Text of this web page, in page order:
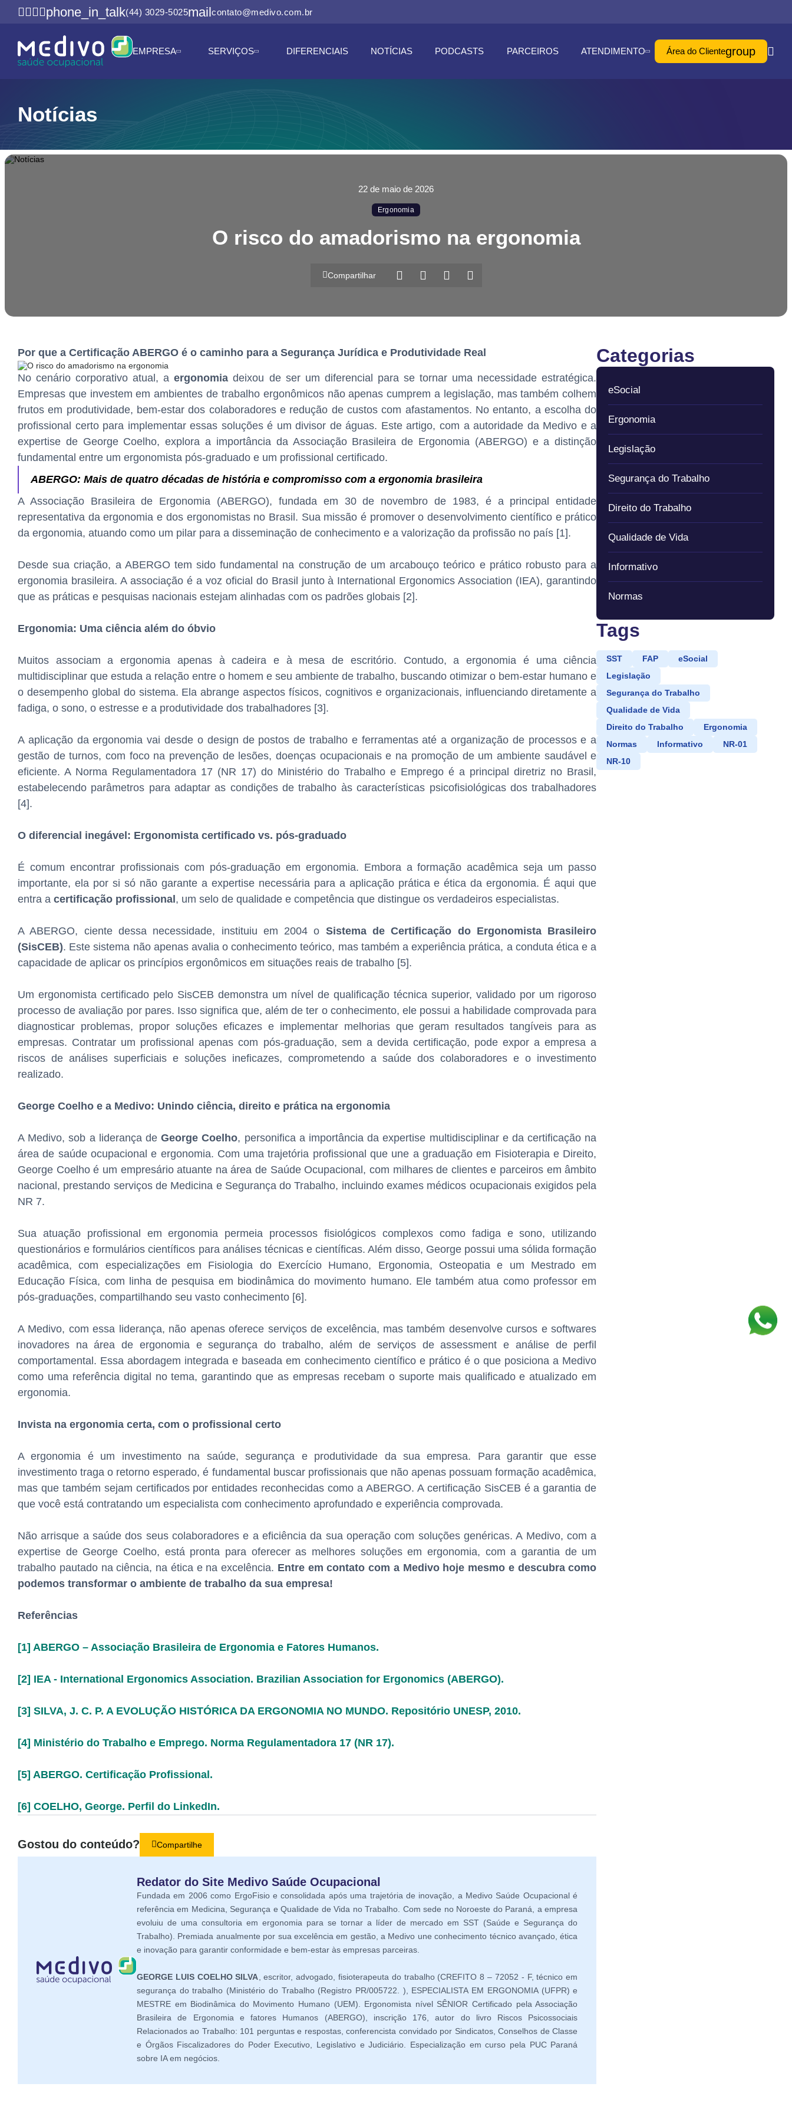
phone_in_talk(44) 3029-5025mailcontato@medivo.com.br
EMPRESA SERVIÇOS DIFERENCIAIS NOTÍCIAS PODCASTS PARCEIROS ATENDIMENTO Área do Clientegroup
Notícias
22 de maio de 2026
Ergonomia
O risco do amadorismo na ergonomia
Compartilhar
Por que a Certificação ABERGO é o caminho para a Segurança Jurídica e Produtividade Real
No cenário corporativo atual, aergonomia deixou de ser um diferencial para se tornar uma necessidade estratégica.
Empresas que investem em ambientes de trabalho ergonômicos não apenas cumprem a legislação, mas também colhem
frutos em produtividade, bem-estar dos colaboradores e redução de custos com afastamentos. No entanto, a escolha do
profissional certo para implementar essas soluções é um divisor de águas. Este artigo, com a autoridade da Medivo e a
expertise de George Coelho, explora a importância da Associação Brasileira de Ergonomia (ABERGO) e a distinção
fundamental entre um ergonomista pós-graduado e um profissional certificado.
ABERGO: Mais de quatro décadas de história e compromisso com a ergonomia brasileira
A Associação Brasileira de Ergonomia (ABERGO), fundada em 30 de novembro de 1983, é a principal entidade
representativa da ergonomia e dos ergonomistas no Brasil. Sua missão é promover o desenvolvimento científico e prático
da ergonomia, atuando como um pilar para a disseminação de conhecimento e a valorização da profissão no país [1].
Desde sua criação, a ABERGO tem sido fundamental na construção de um arcabouço teórico e prático robusto para a
ergonomia brasileira. A associação é a voz oficial do Brasil junto à International Ergonomics Association (IEA), garantindo
que as práticas e pesquisas nacionais estejam alinhadas com os padrões globais [2].
Ergonomia: Uma ciência além do óbvio
Muitos associam a ergonomia apenas à cadeira e à mesa de escritório. Contudo, a ergonomia é uma ciência
multidisciplinar que estuda a relação entre o homem e seu ambiente de trabalho, buscando otimizar o bem-estar humano e
o desempenho global do sistema. Ela abrange aspectos físicos, cognitivos e organizacionais, influenciando diretamente a
fadiga, o sono, o estresse e a produtividade dos trabalhadores [3].
A aplicação da ergonomia vai desde o design de postos de trabalho e ferramentas até a organização de processos e a
gestão de turnos, com foco na prevenção de lesões, doenças ocupacionais e na promoção de um ambiente saudável e
eficiente. A Norma Regulamentadora 17 (NR 17) do Ministério do Trabalho e Emprego é a principal diretriz no Brasil,
estabelecendo parâmetros para adaptar as condições de trabalho às características psicofisiológicas dos trabalhadores
[4].
O diferencial inegável: Ergonomista certificado vs. pós-graduado
É comum encontrar profissionais com pós-graduação em ergonomia. Embora a formação acadêmica seja um passo
importante, ela por si só não garante a expertise necessária para a aplicação prática e ética da ergonomia. É aqui que
entra a certificação profissional, um selo de qualidade e competência que distingue os verdadeiros especialistas.
A ABERGO, ciente dessa necessidade, instituiu em 2004 o Sistema de Certificação do Ergonomista Brasileiro
(SisCEB). Este sistema não apenas avalia o conhecimento teórico, mas também a experiência prática, a conduta ética e a
capacidade de aplicar os princípios ergonômicos em situações reais de trabalho [5].
Um ergonomista certificado pelo SisCEB demonstra um nível de qualificação técnica superior, validado por um rigoroso
processo de avaliação por pares. Isso significa que, além de ter o conhecimento, ele possui a habilidade comprovada para
diagnosticar problemas, propor soluções eficazes e implementar melhorias que geram resultados tangíveis para as
empresas. Contratar um profissional apenas com pós-graduação, sem a devida certificação, pode expor a empresa a
riscos de análises superficiais e soluções ineficazes, comprometendo a saúde dos colaboradores e o investimento
realizado.
George Coelho e a Medivo: Unindo ciência, direito e prática na ergonomia
A Medivo, sob a liderança deGeorge Coelho, personifica a importância da expertise multidisciplinar e da certificação na
área de saúde ocupacional e ergonomia. Com uma trajetória profissional que une a graduação em Fisioterapia e Direito,
George Coelho é um empresário atuante na área de Saúde Ocupacional, com milhares de clientes e parceiros em âmbito
nacional, prestando serviços de Medicina e Segurança do Trabalho, incluindo exames médicos ocupacionais exigidos pela
NR 7.
Sua atuação profissional em ergonomia permeia processos fisiológicos complexos como fadiga e sono, utilizando
questionários e formulários científicos para análises técnicas e científicas. Além disso, George possui uma sólida formação
acadêmica, com especializações em Fisiologia do Exercício Humano, Ergonomia, Osteopatia e um Mestrado em
Educação Física, com linha de pesquisa em biodinâmica do movimento humano. Ele também atua como professor em
pós-graduações, compartilhando seu vasto conhecimento [6].
A Medivo, com essa liderança, não apenas oferece serviços de excelência, mas também desenvolve cursos e softwares
inovadores na área de ergonomia e segurança do trabalho, além de serviços de assessment e análise de perfil
comportamental. Essa abordagem integrada e baseada em conhecimento científico e prático é o que posiciona a Medivo
como uma referência digital no tema, garantindo que as empresas recebam o suporte mais qualificado e atualizado em
ergonomia.
Invista na ergonomia certa, com o profissional certo
A ergonomia é um investimento na saúde, segurança e produtividade da sua empresa. Para garantir que esse
investimento traga o retorno esperado, é fundamental buscar profissionais que não apenas possuam formação acadêmica,
mas que também sejam certificados por entidades reconhecidas como a ABERGO. A certificação SisCEB é a garantia de
que você está contratando um especialista com conhecimento aprofundado e experiência comprovada.
Não arrisque a saúde dos seus colaboradores e a eficiência da sua operação com soluções genéricas. A Medivo, com a
expertise de George Coelho, está pronta para oferecer as melhores soluções em ergonomia, com a garantia de um
trabalho pautado na ciência, na ética e na excelência. Entre em contato com a Medivo hoje mesmo e descubra como
podemos transformar o ambiente de trabalho da sua empresa!
Referências
[1] ABERGO – Associação Brasileira de Ergonomia e Fatores Humanos.
[2] IEA - International Ergonomics Association. Brazilian Association for Ergonomics (ABERGO).
[3] SILVA, J. C. P. A EVOLUÇÃO HISTÓRICA DA ERGONOMIA NO MUNDO. Repositório UNESP, 2010.
[4] Ministério do Trabalho e Emprego. Norma Regulamentadora 17 (NR 17).
[5] ABERGO. Certificação Profissional.
[6] COELHO, George. Perfil do LinkedIn.
Gostou do conteúdo? Compartilhe
Redator do Site Medivo Saúde Ocupacional
Fundada em 2006 como ErgoFisio e consolidada após uma trajetória de inovação, a Medivo Saúde Ocupacional é
referência em Medicina, Segurança e Qualidade de Vida no Trabalho. Com sede no Noroeste do Paraná, a empresa
evoluiu de uma consultoria em ergonomia para se tornar a líder de mercado em SST (Saúde e Segurança do
Trabalho). Premiada anualmente por sua excelência em gestão, a Medivo une conhecimento técnico avançado, ética
e inovação para garantir conformidade e bem-estar às empresas parceiras.
GEORGE LUIS COELHO SILVA , escritor, advogado, fisioterapeuta do trabalho (CREFITO 8 – 72052 - F, técnico em
segurança do trabalho (Ministério do Trabalho (Registro PR/005722. ), ESPECIALISTA EM ERGONOMIA (UFPR) e
MESTRE em Biodinâmica do Movimento Humano (UEM). Ergonomista nível SÊNIOR Certificado pela Associação
Brasileira de Ergonomia e fatores Humanos (ABERGO), inscrição 176, autor do livro Riscos Psicossociais
Relacionados ao Trabalho: 101 perguntas e respostas, conferencista convidado por Sindicatos, Conselhos de Classe
e Órgãos Fiscalizadores do Poder Executivo, Legislativo e Judiciário. Especialização em curso pela PUC Paraná
sobre IA em negócios.
Categorias
eSocial
Ergonomia
Legislação
Segurança do Trabalho
Direito do Trabalho
Qualidade de Vida
Informativo
Normas
Tags
SST FAP
eSocial
Legislação
Segurança do Trabalho
Qualidade de Vida
Direito do Trabalho
Ergonomia
Normas
Informativo
NR-01
NR-10